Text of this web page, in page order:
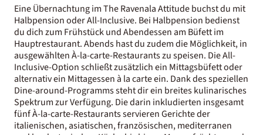
Eine Übernachtung im The Ravenala Attitude buchst du mit
Halbpension oder All-Inclusive. Bei Halbpension bedienst
du dich zum Frühstück und Abendessen am Büfett im
Hauptrestaurant. Abends hast du zudem die Möglichkeit, in
ausgewählten À-la-carte-Restaurants zu speisen. Die All-
Inclusive-Option schließt zusätzlich ein Mittagsbüfett oder
alternativ ein Mittagessen à la carte ein. Dank des speziellen
Dine-around-Programms steht dir ein breites kulinarisches
Spektrum zur Verfügung. Die darin inkludierten insgesamt
fünf À-la-carte-Restaurants servieren Gerichte der
italienischen, asiatischen, französischen, mediterranen